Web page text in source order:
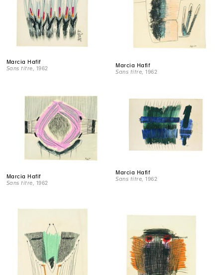
Marcia Hafif
Sans titre, 1962
Marcia Hafif
Sans titre , 1962
Marcia Hafif
Sans titre , 1962
Marcia Hafif
Sans titre , 1962